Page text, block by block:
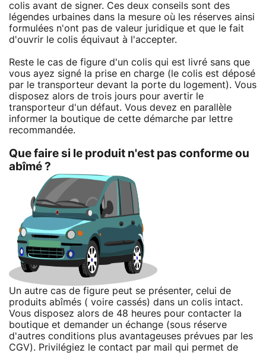
colis avant de signer. Ces deux conseils sont des
légendes urbaines dans la mesure où les réserves ainsi
formulées n'ont pas de valeur juridique et que le fait
d'ouvrir le colis équivaut à l'accepter.
Reste le cas de figure d'un colis qui est livré sans que
vous ayez signé la prise en charge (le colis est déposé
par le transporteur devant la porte du logement). Vous
disposez alors de trois jours pour avertir le
transporteur d'un défaut. Vous devez en parallèle
informer la boutique de cette démarche par lettre
recommandée.
Que faire si le produit n'est pas conforme ou
abîmé ?
Un autre cas de figure peut se présenter, celui de
produits abîmés ( voire cassés) dans un colis intact.
Vous disposez alors de 48 heures pour contacter la
boutique et demander un échange (sous réserve
d'autres conditions plus avantageuses prévues par les
CGV). Privilégiez le contact par mail qui permet de